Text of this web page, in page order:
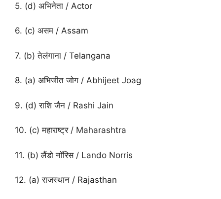
5. (d) अभिनेता / Actor
6. (c) असम / Assam
7. (b) तेलंगाना / Telangana
8. (a) अभिजीत जोग / Abhijeet Joag
9. (d) राशि जैन / Rashi Jain
10. (c) महाराष्ट्र / Maharashtra
11. (b) लैंडो नॉरिस / Lando Norris
12. (a) राजस्थान / Rajasthan